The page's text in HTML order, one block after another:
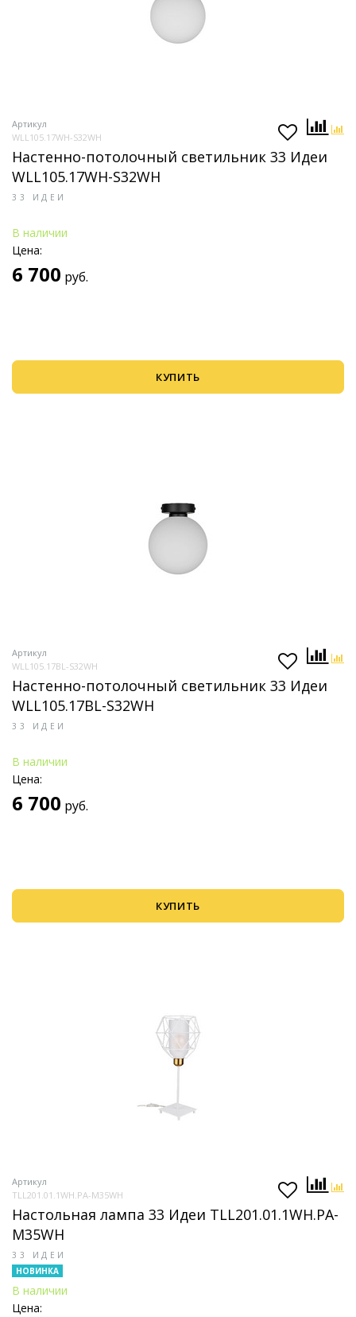
Артикул
WLL105.17WH-S32WH
Настенно-потолочный светильник 33 Идеи
WLL105.17WH-S32WH
33 ИДЕИ
В наличии
Цена:
6 700 руб.
КУПИТЬ
Артикул
WLL105.17BL-S32WH
Настенно-потолочный светильник 33 Идеи
WLL105.17BL-S32WH
33 ИДЕИ
В наличии
Цена:
6 700 руб.
КУПИТЬ
Артикул
TLL201.01.1WH.PA-M35WH
Настольная лампа 33 Идеи TLL201.01.1WH.PA-
M35WH
33 ИДЕИ
НОВИНКА
В наличии
Цена: